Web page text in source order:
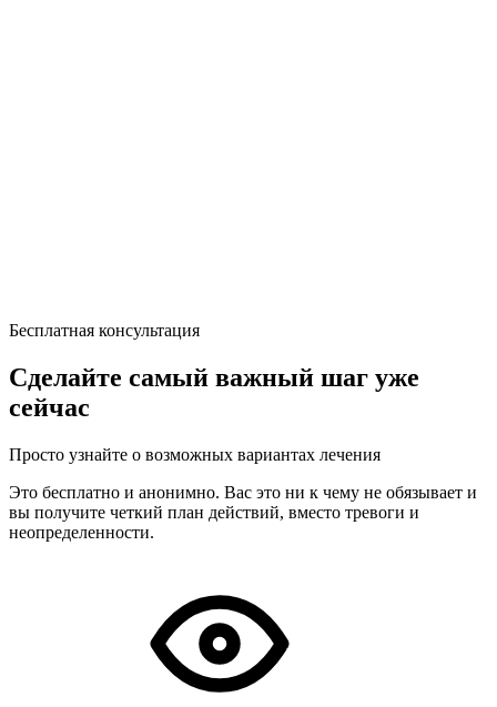
Бесплатная консультация
Сделайте самый важный шаг уже
сейчас
Просто узнайте о возможных вариантах лечения
Это бесплатно и анонимно. Вас это ни к чему не обязывает и
вы получите четкий план действий, вместо тревоги и
неопределенности.